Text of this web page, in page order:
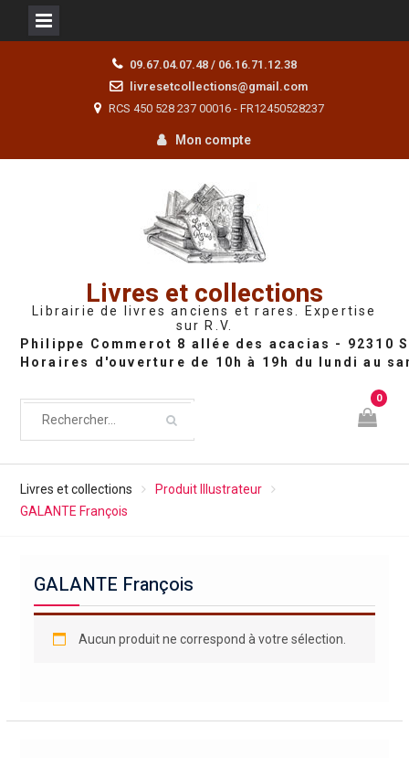
09.67.04.07.48 / 06.16.71.12.38
livresetcollections@gmail.com
RCS 450 528 237 00016 - FR12450528237
Mon compte
Livres et collections
Librairie de livres anciens et rares. Expertise
sur R.V.
0
Livres et collections
Produit Illustrateur
GALANTE François
GALANTE François
Aucun produit ne correspond à votre sélection.